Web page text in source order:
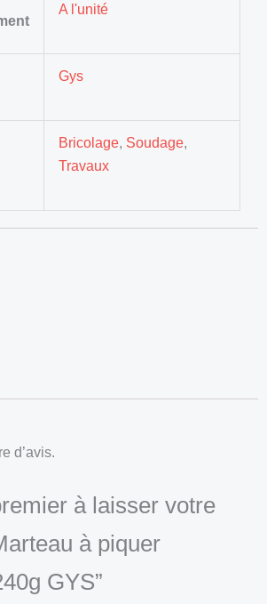
A l'unité
Gys
Bricolage, Soudage,
Travaux
d’avis.
à laisser votre
à piquer
GYS”